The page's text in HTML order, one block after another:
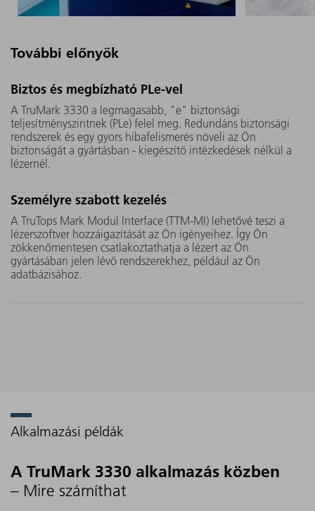
A TruMark 3330 belsejében
található UV kristály nagyobb,
mint a versenytársaknál.
Továbbá ezt a TRUMPF által
kifejlesztett "Micro Mover"
motor mozgatja, így a lézer
ér. Mindkettő biztosítja, hogy
Ön egy hosszú élettartamnak és
alkalmazási időtartamnak
örvend.
play által
bármely
További előnyök
Biztos és megbízható PLe-vel
A TruMark 3330 a legmagasabb, "e" biztonsági
teljesítményszintnek (PLe) felel meg. Redundáns biztonsági
rendszerek és egy gyors hibafelismerés növeli az Ön
biztonságát a gyártásban - kiegészítő intézkedések nélkül a
lézernél.
Személyre szabott kezelés
A TruTops Mark Modul Interface (TTM-MI) lehetővé teszi a
lézerszoftver hozzáigazítását az Ön igényeihez. Így Ön
zökkenőmentesen csatlakoztathatja a lézert az Ön
gyártásában jelen lévő rendszerekhez, például az Ön
adatbázisához.
Alkalmazási példák
A TruMark 3330 alkalmazás közben
– Mire számíthat